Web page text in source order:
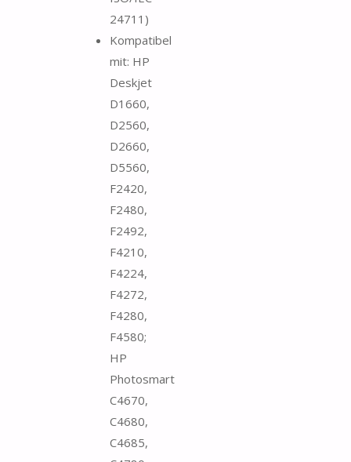
24711)
Kompatibel
mit: HP
Deskjet
D1660,
D2560,
D2660,
D5560,
F2420,
F2480,
F2492,
F4210,
F4224,
F4272,
F4280,
F4580;
HP
Photosmart
C4670,
C4680,
C4685,